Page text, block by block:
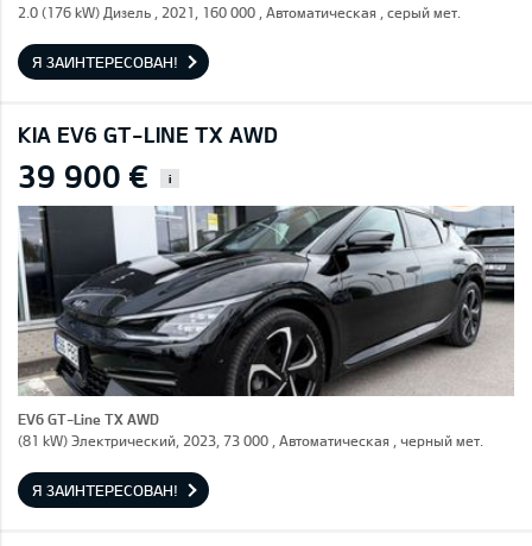
2.0 (176 kW) Дизель , 2021, 160 000 , Автоматическая , серый мет.
Я ЗАИНТЕРЕСОВАН!
KIA EV6 GT-LINE TX AWD
39 900 € i
EV6 GT-Line TX AWD
(81 kW) Электрический, 2023, 73 000 , Автоматическая , черный мет.
Я ЗАИНТЕРЕСОВАН!